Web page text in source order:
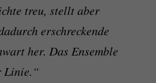
treu, stellt aber
erschreckende
her. Das Ensemble
Linie.“